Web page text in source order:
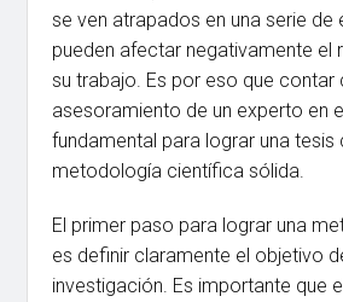
se ven atrapados en una serie de
pueden afectar negativamente el
su trabajo. Es por eso que contar
asesoramiento de un experto en
fundamental para lograr una tesis
metodología científica sólida.
El primer paso para lograr una
es definir claramente el objetivo
investigación. Es importante que